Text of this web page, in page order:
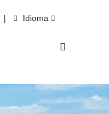
| Idioma